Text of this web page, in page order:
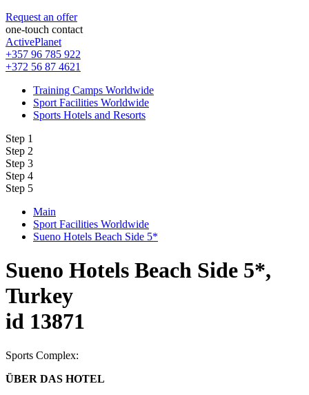
Request an offer
one-touch contact
ActivePlanet
+357 96 785 922
+372 56 87 4621
Training Camps Worldwide
Sport Facilities Worldwide
Sports Hotels and Resorts
Step 1
Step 2
Step 3
Step 4
Step 5
Main
Sport Facilities Worldwide
Sueno Hotels Beach Side 5*
Sueno Hotels Beach Side 5*,
Turkey
id 13871
Sports Complex:
ÜBER DAS HOTEL